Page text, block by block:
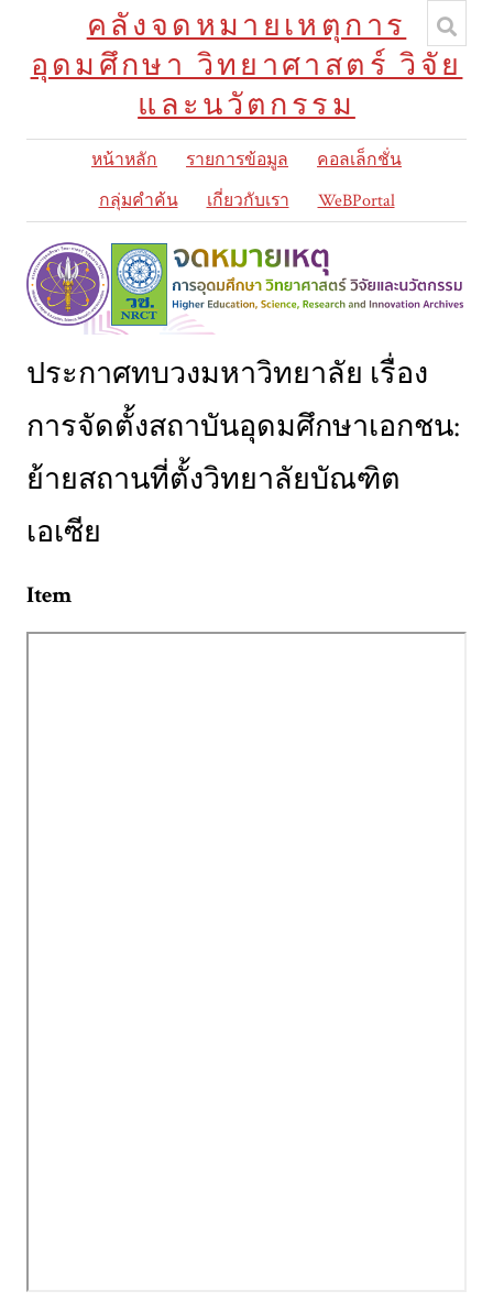
คลังจดหมายเหตุการ
อุดมศึกษา วิทยาศาสตร์ วิจัย
และนวัตกรรม
หน้าหลัก รายการข้อมูล
คอลเล็กชั่น
กลุ่มคำค้น
เกี่ยวกับเรา WeBPortal
ประกาศทบวงมหาวิทยาลัย เรื่อง
การจัดตั้งสถาบันอุดมศึกษาเอกชน:
ย้ายสถานที่ตั้งวิทยาลัยบัณฑิต
เอเซีย
Item